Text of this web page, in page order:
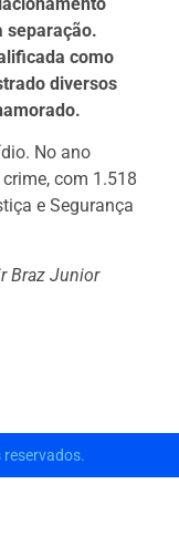
separação.
como
diversos
No ano
com 1.518
e Segurança
Braz Junior
reservados.